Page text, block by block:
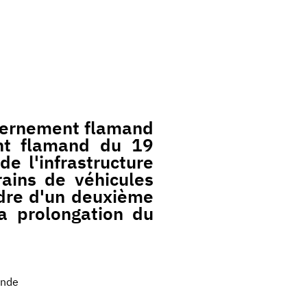
flamand
flamand du 19
l'infrastructure
de véhicules
d'un deuxième
prolongation du